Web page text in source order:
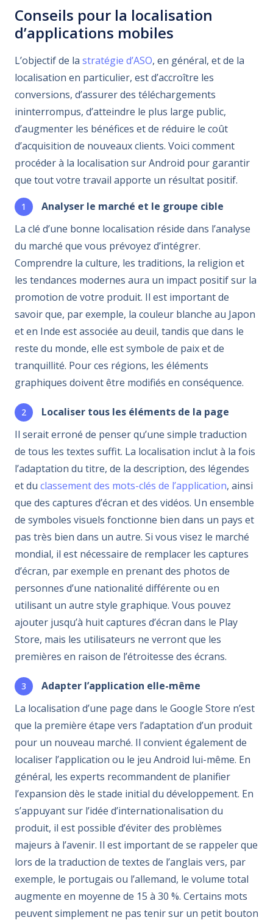
Conseils pour la localisation
d’applications mobiles
L’objectif de la stratégie d’ASO, en général, et de la
localisation en particulier, est d’accroître les
conversions, d’assurer des téléchargements
ininterrompus, d’atteindre le plus large public,
d’augmenter les bénéfices et de réduire le coût
d’acquisition de nouveaux clients. Voici comment
procéder à la localisation sur Android pour garantir
que tout votre travail apporte un résultat positif.
Analyser le marché et le groupe cible
La clé d’une bonne localisation réside dans l’analyse
du marché que vous prévoyez d’intégrer.
Comprendre la culture, les traditions, la religion et
les tendances modernes aura un impact positif sur la
promotion de votre produit. Il est important de
savoir que, par exemple, la couleur blanche au Japon
et en Inde est associée au deuil, tandis que dans le
reste du monde, elle est symbole de paix et de
tranquillité. Pour ces régions, les éléments
graphiques doivent être modifiés en conséquence.
Localiser tous les éléments de la page
Il serait erroné de penser qu’une simple traduction
de tous les textes suffit. La localisation inclut à la fois
l’adaptation du titre, de la description, des légendes
et du classement des mots-clés de l’application, ainsi
que des captures d’écran et des vidéos. Un ensemble
de symboles visuels fonctionne bien dans un pays et
pas très bien dans un autre. Si vous visez le marché
mondial, il est nécessaire de remplacer les captures
d’écran, par exemple en prenant des photos de
personnes d’une nationalité différente ou en
utilisant un autre style graphique. Vous pouvez
ajouter jusqu’à huit captures d’écran dans le Play
Store, mais les utilisateurs ne verront que les
premières en raison de l’étroitesse des écrans.
Adapter l’application elle-même
La localisation d’une page dans le Google Store n’est
que la première étape vers l’adaptation d’un produit
pour un nouveau marché. Il convient également de
localiser l’application ou le jeu Android lui-même. En
général, les experts recommandent de planifier
l’expansion dès le stade initial du développement. En
s’appuyant sur l’idée d’internationalisation du
produit, il est possible d’éviter des problèmes
majeurs à l’avenir. Il est important de se rappeler que
lors de la traduction de textes de l’anglais vers, par
exemple, le portugais ou l’allemand, le volume total
augmente en moyenne de 15 à 30 %. Certains mots
peuvent simplement ne pas tenir sur un petit bouton